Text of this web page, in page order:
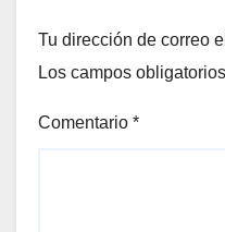
Tu dirección de correo
Los campos
Comentario *